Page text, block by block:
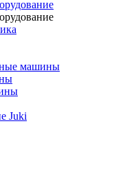
машины
Juki